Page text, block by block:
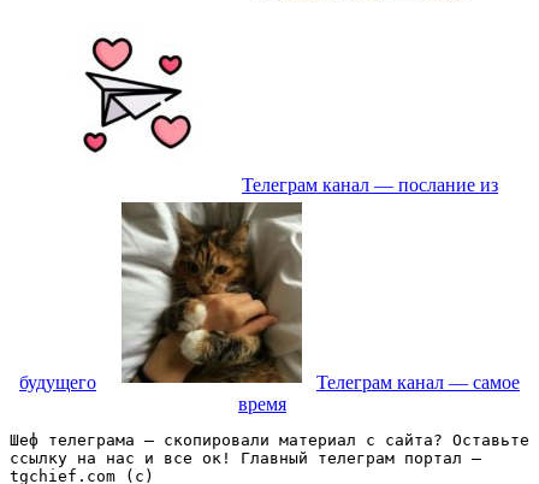
Телеграм канал — послание из
будущего
Телеграм канал — самое
время
Шеф телеграма – скопировали материал с сайта? Оставьте
ссылку на нас и все ок! Главный телеграм портал –